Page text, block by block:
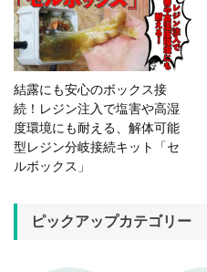
結露にも安心のボックス接
続！レジン注入で塩害や高湿
度環境にも耐える、解体可能
型レジン分岐接続キット「セ
ルボックス」
ピックアップカテゴリー